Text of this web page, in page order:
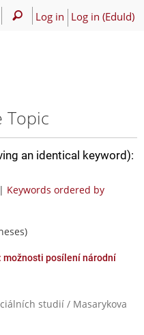
Log in Log in (EduId)
Topic
an identical keyword):
| Keywords ordered by
možnosti posílení národní
studií / Masarykova